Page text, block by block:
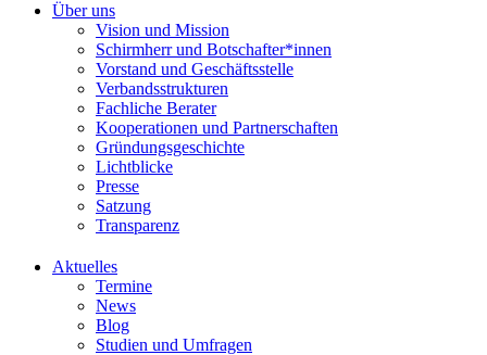
Über uns
Vision und Mission
Schirmherr und Botschafter*innen
Vorstand und Geschäftsstelle
Verbandsstrukturen
Fachliche Berater
Kooperationen und Partnerschaften
Gründungsgeschichte
Lichtblicke
Presse
Satzung
Transparenz
Aktuelles
Termine
News
Blog
Studien und Umfragen